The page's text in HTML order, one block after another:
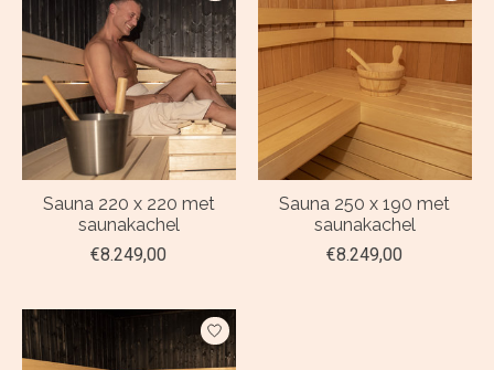
Sauna 220 x 220 met
saunakachel
€8.249,00
Sauna 250 x 190 met
saunakachel
€8.249,00